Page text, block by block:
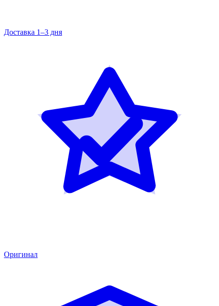
Доставка 1–3 дня
Оригинал